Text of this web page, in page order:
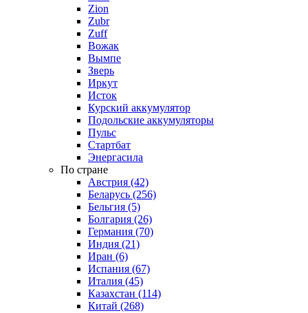
Zion
Zubr
Zuff
Вожак
Вымпе
Зверь
Иркут
Исток
Курский аккумулятор
Подольские аккумуляторы
Пульс
Стартбат
Энергасила
По стране
Австрия (42)
Беларусь (256)
Бельгия (5)
Болгария (26)
Германия (70)
Индия (21)
Иран (6)
Испания (67)
Италия (45)
Казахстан (114)
Китай (268)